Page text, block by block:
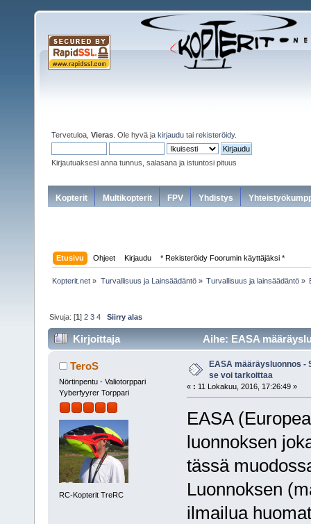
Tervetuloa, Vieras . Ole hyvä ja kirjaudu tai rekisteröidy.
Kirjautuaksesi anna tunnus, salasana ja istuntosi pituus
Kopterit Multikopterit FPV Yhdistys
Etusivu Ohjeet Kirjaudu * Rekisteröidy Foorumin käyttäjäksi *
Kopterit.net » Turvallisuus ja Lainsäädäntö» Turvallisuus ja lainsäädäntö»
Sivuja: [1]2 3 4 Siirry alas
Kirjoittaja
Aihe: EASA
kertaa)TeroS
Nörtinpentu - Valiotorppari
Yyberfyyrer Torppari
RC-Kopterit TreRC
EASA määräysluonnos -
se voi tarkoittaa
« : 11 Lokakuu, 2016, 17:26:49 »
EASA
luonnoksen
tässä
Luonnoksen
ilmailua